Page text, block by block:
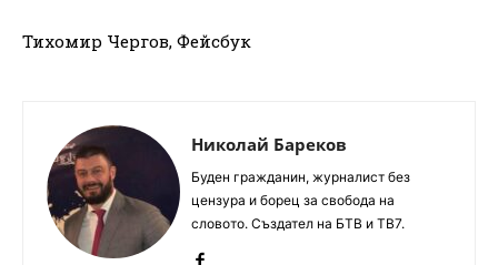
Тихомир Чергов, Фейсбук
Николай Бареков
Буден гражданин, журналист без
цензура и борец за свобода на
словото. Създател на БТВ и ТВ7.